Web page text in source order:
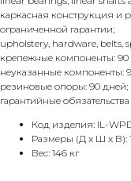
каркасная конструкция и
ограниченной гарантии;
upholstery, hardware, belts,
крепежные компоненты: 90
неуказанные компоненты:
резиновые опоры: 90 дней;
гарантийные
Код изделия: IL-
Размеры (Д x Ш x В):
Вес: 146 кг